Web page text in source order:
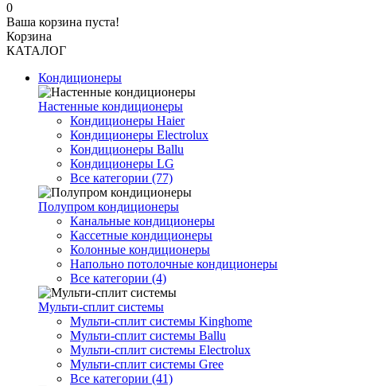
0
Ваша корзина пуста!
Корзина
КАТАЛОГ
Кондиционеры
Настенные кондиционеры
Кондиционеры Haier
Кондиционеры Electrolux
Кондиционеры Ballu
Кондиционеры LG
Все категории (77)
Полупром кондиционеры
Канальные кондиционеры
Кассетные кондиционеры
Колонные кондиционеры
Напольно потолочные кондиционеры
Все категории (4)
Мульти-сплит системы
Мульти-сплит системы Kinghome
Мульти-сплит системы Ballu
Мульти-сплит системы Electrolux
Мульти-сплит системы Gree
Все категории (41)